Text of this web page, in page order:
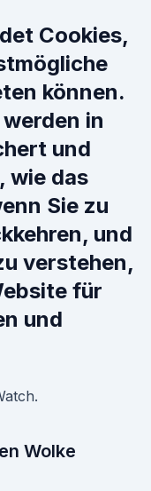
Cookies,
können.
in
und
wie das
Sie zu
und
verstehen,
für
und
Wolke